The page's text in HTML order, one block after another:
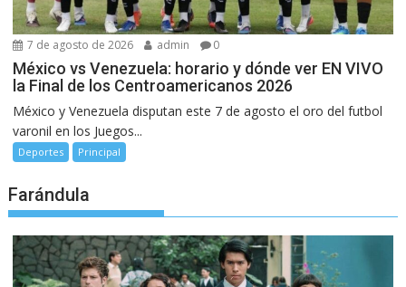
7 de agosto de 2026 admin 0
México vs Venezuela: horario y dónde ver EN VIVO
la Final de los Centroamericanos 2026
México y Venezuela disputan este 7 de agosto el oro del futbol
varonil en los Juegos...
Deportes Principal
Farándula